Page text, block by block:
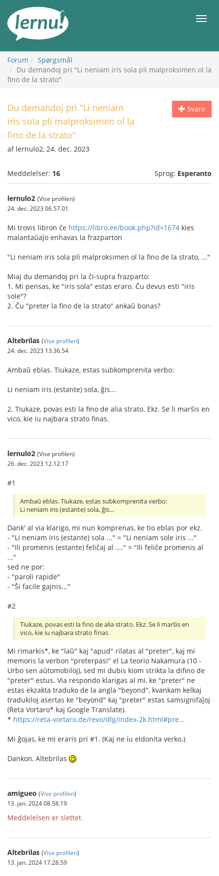
indholdet
Forum
Spørgsmål
Du demandoj pri "Li neniam iris sola pli malproksimen ol la
fino de la strato"
Svare
Du demandoj pri "Li neniam
iris sola pli malproksimen ol la
fino de la strato"
af lernulo2, 24. dec. 2023
Meddelelser: 16 Sprog: Esperanto
lernulo2 (Vise profilen)
24. dec. 2023 06.57.01
Mi trovis libron ĉe https://libro.ee/book.php?id=1674 kies
malantaŭaĵo enhavas la frazparton
"Li neniam iris sola pli malproksimen ol la fino de la strato, ..."
Miaj du demandoj pri la ĉi-supra frazparto:
1. Mi pensas, ke "iris sola" estas eraro. Ĉu devus esti "iris
sole"?
2. Ĉu "preter la fino de la strato" ankaŭ bonas?
Altebrilas (Vise profilen)
24. dec. 2023 13.36.54
Ambaŭ eblas. Tiukaze, estas subkomprenita verbo:
Li neniam iris (estante) sola, ĝis...
2. Tiukaze, povas esti la fino de alia strato. Ekz. Se li marŝis en
vico, kie iu najbara strato finas.
lernulo2 (Vise profilen)
26. dec. 2023 12.12.17
#1
Ambaŭ eblas. Tiukaze, estas subkomprenita verbo:
Li neniam iris (estante) sola, ĝis...
Dank' al via klarigo, mi nun komprenas, ke tio eblas por ekz.
- "Li neniam iris (estante) sola ..." = "Li neniam sole iris ..."
- "Ili promenis (estante) feliĉaj al ...." = "Ili feliĉe promenis al
..."
sed ne por:
- "paroli rapide"
- "Ŝi facile gajnis..."
#2
Tiukaze, povas esti la fino de alia strato. Ekz. Se li marŝis en
vico, kie iu najbara strato finas.
Mi rimarkis*, ke "laŭ" kaj "apud" rilatas al "preter", kaj mi
memoris la verbon "preterpasi" el La teorio Nakamura (10 -
Urbo sen aŭtomobiloj), sed mi dubis kiom strikta la difino de
"preter" estus. Via respondo klarigas al mi, ke "preter" ne
estas ekzakta traduko de la angla "beyond", kvankam kelkaj
tradukiloj asertas ke "beyond" kaj "preter" estas samsignifaĵoj
(Reta Vortaro* kaj Google Translate).
* https://reta-vortaro.de/revo/dlg/index-2k.html#pre...
Mi ĝojas, ke mi eraris pri #1. (Kaj ne iu eldonita verko.)
Dankon, Altebrilas
amigueo (Vise profilen)
13. jan. 2024 08.58.19
Meddelelsen er slettet.
Altebrilas (Vise profilen)
13. jan. 2024 17.28.59